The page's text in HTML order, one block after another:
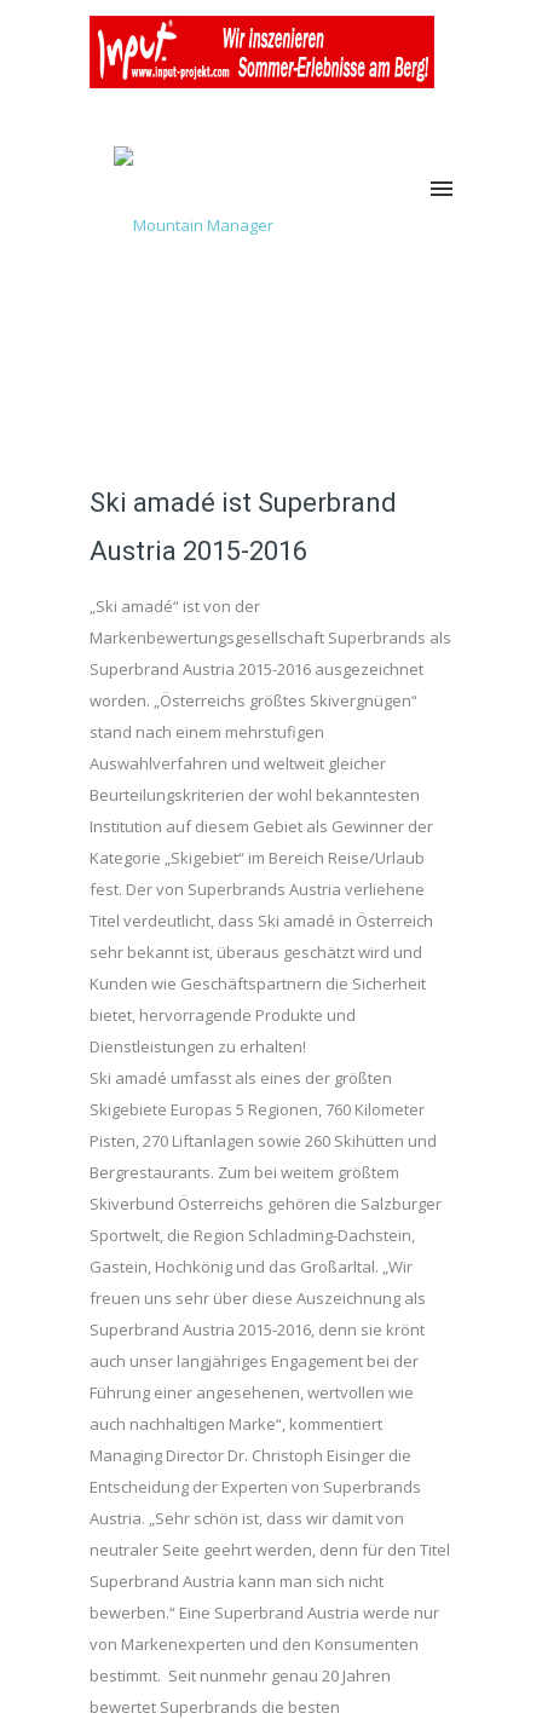
Ski amadé ist Superbrand
Austria 2015-2016
„Ski amadé“ ist von der
Markenbewertungsgesellschaft Superbrands als
Superbrand Austria 2015-2016 ausgezeichnet
worden. „Österreichs größtes Skivergnügen“
stand nach einem mehrstufigen
Auswahlverfahren und weltweit gleicher
Beurteilungskriterien der wohl bekanntesten
Institution auf diesem Gebiet als Gewinner der
Kategorie „Skigebiet“ im Bereich Reise/Urlaub
fest. Der von Superbrands Austria verliehene
Titel verdeutlicht, dass Ski amadé in Österreich
sehr bekannt ist, überaus geschätzt wird und
Kunden wie Geschäftspartnern die Sicherheit
bietet, hervorragende Produkte und
Dienstleistungen zu erhalten!
Ski amadé umfasst als eines der größten
Skigebiete Europas 5 Regionen, 760 Kilometer
Pisten, 270 Liftanlagen sowie 260 Skihütten und
Bergrestaurants. Zum bei weitem größtem
Skiverbund Österreichs gehören die Salzburger
Sportwelt, die Region Schladming-Dachstein,
Gastein, Hochkönig und das Großarltal. „Wir
freuen uns sehr über diese Auszeichnung als
Superbrand Austria 2015-2016, denn sie krönt
auch unser langjähriges Engagement bei der
Führung einer angesehenen, wertvollen wie
auch nachhaltigen Marke“, kommentiert
Managing Director Dr. Christoph Eisinger die
Entscheidung der Experten von Superbrands
Austria. „Sehr schön ist, dass wir damit von
neutraler Seite geehrt werden, denn für den Titel
Superbrand Austria kann man sich nicht
bewerben.“ Eine Superbrand Austria werde nur
von Markenexperten und den Konsumenten
bestimmt. Seit nunmehr genau 20 Jahren
bewertet Superbrands die besten